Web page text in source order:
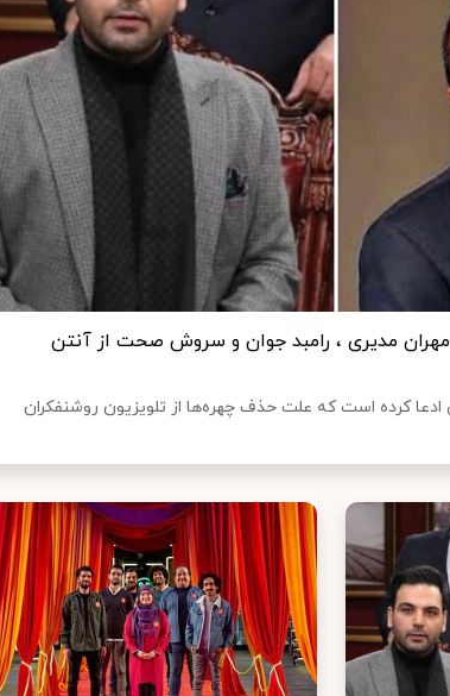
مدیری ، رامبد جوان و سروش صحت از آنتن
کرده است که علت حذف چهره‌ها از تلویزیون روشنفکران